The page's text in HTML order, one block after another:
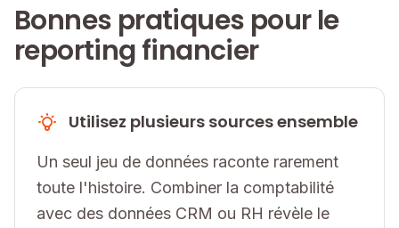
Bonnes pratiques pour le
reporting financier
Utilisez plusieurs sources ensemble
Un seul jeu de données raconte rarement
toute l'histoire. Combiner la comptabilité
avec des données CRM ou RH révèle le